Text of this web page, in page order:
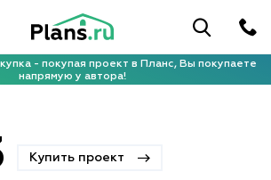
- покупая проект в Планс, Вы покупаете
напрямую у автора!
Купить проект